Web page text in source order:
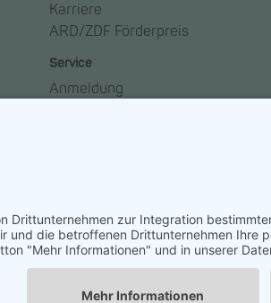
Karriere
ARD/ZDF Förderpreis
Service
Anmeldung
Widerruf erklären